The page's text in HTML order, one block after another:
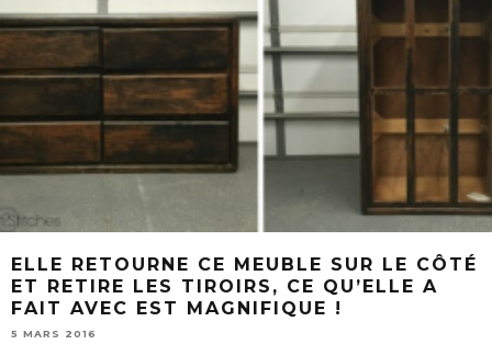
ELLE RETOURNE CE MEUBLE SUR LE CÔTÉ
ET RETIRE LES TIROIRS, CE QU’ELLE A
FAIT AVEC EST MAGNIFIQUE !
5 MARS 2016